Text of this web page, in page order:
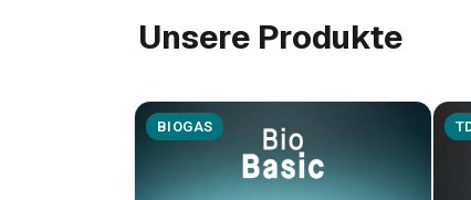
Unsere Produkte
BIOGAS